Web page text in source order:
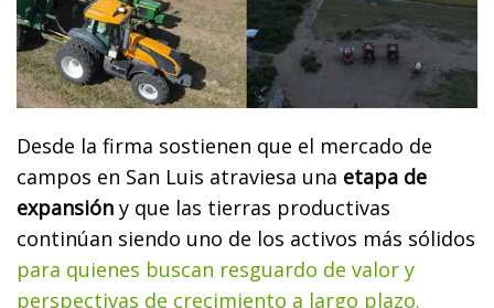
Desde la firma sostienen que el mercado de
campos en San Luis atraviesa una etapa de
expansión y que las tierras productivas
continúan siendo uno de los activos más sólidos
para quienes buscan resguardo de valor y
perspectivas de crecimiento a largo plazo.